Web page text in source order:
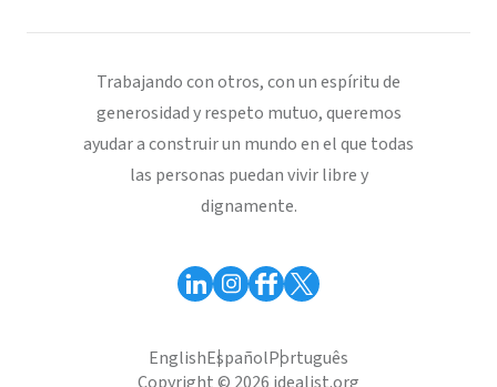
Trabajando con otros, con un espíritu de
generosidad y respeto mutuo, queremos
ayudar a construir un mundo en el que todas
las personas puedan vivir libre y
dignamente.
EnglishEspañolPortuguês